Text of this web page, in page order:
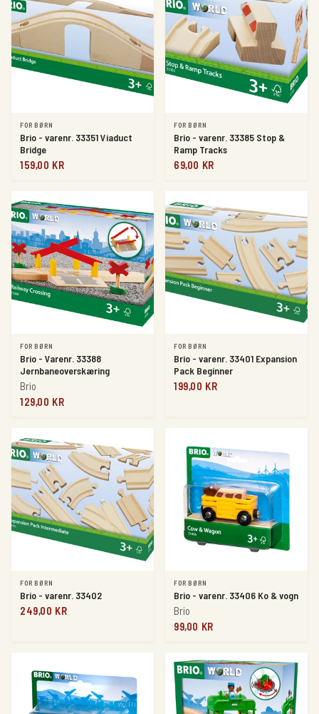
FOR BØRN
Brio - varenr. 33351 Viaduct
Bridge
159,00 KR
FOR BØRN
Brio - varenr. 33385 Stop &
Ramp Tracks
69,00 KR
FOR BØRN
Brio - Varenr. 33388
Jernbaneoverskæring
Brio
129,00 KR
FOR BØRN
Brio - varenr. 33401 Expansion
Pack Beginner
199,00 KR
FOR BØRN
Brio - varenr. 33402
249,00 KR
FOR BØRN
Brio - varenr. 33406 Ko & vogn
Brio
99,00 KR